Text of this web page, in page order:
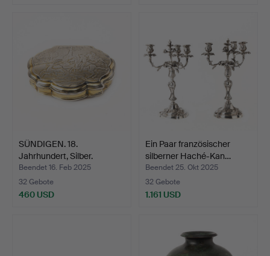
SÜNDIGEN. 18.
Jahrhundert, Silber.
Beendet 16. Feb 2025
32 Gebote
460 USD
Ein Paar französischer
silberner Haché-Kan…
Beendet 25. Okt 2025
32 Gebote
1.161 USD